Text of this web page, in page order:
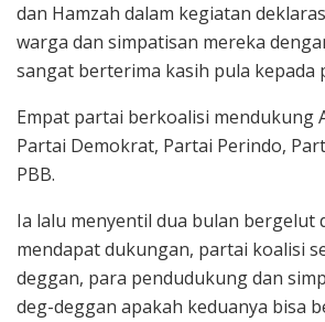
dan Hamzah dalam kegiatan
warga dan simpatisan mereka
sangat berterima kasih pula kepada
Empat partai berkoalisi mendukung
Partai Demokrat, Partai Perindo,
PBB.
Ia lalu menyentil dua bulan bergelut
mendapat dukungan, partai koalisi
deggan, para pendudukung dan
deg-deggan apakah keduanya bisa